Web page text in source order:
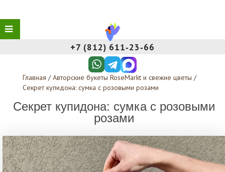
+7 (812) 611‑23‑66
Главная / Авторские букеты RoseMarkt и свежие цветы /
Секрет купидона: сумка с розовыми розами
Секрет купидона: сумка с розовыми
розами